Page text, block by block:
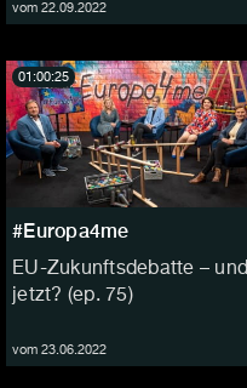
vom 22.09.2022
#Europa4me
EU-Zukunftsdebatte – und
jetzt? (ep. 75)
vom 23.06.2022
01:00:25